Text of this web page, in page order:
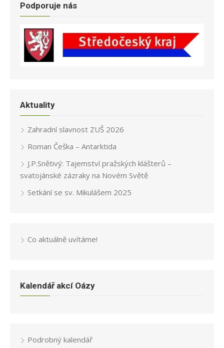
Podporuje nás
Aktuality
Zahradní slavnost ZUŠ 2026
Roman Češka – Antarktida
J.P.Snětivý: Tajemství pražských klášterů –
svatojánské zázraky na Novém Světě
Setkání se sv. Mikulášem 2025
Co aktuálně uvítáme!
Kalendář akcí Oázy
Podrobný kalendář